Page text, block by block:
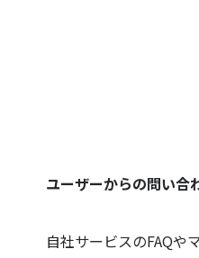
ユーザーからの問い合
自社サービスのFAQや